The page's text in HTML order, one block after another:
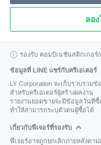
ลอ
รองรับ คอมบิเนชันสติกเกอร์
ข้อมูลที่ LINE แชร์กับครีเอเตอร์
LY Corporation จะเก็บรวบรวม
สำหรับครีเอเตอร์ผู้สร้างผลงาน
รายงานยอดขายจะมีข้อมูลวันที่
ทำให้สามารถระบุตัวตนผู้ซื้อได้
เกี่ยวกับฟีเจอร์ที่รองรับ
ฟีเจอร์อาจถูกยกเลิกภายหลังตาม